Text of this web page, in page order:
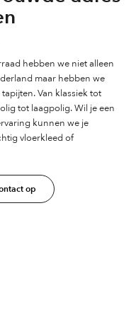
hebben we niet alleen
maar hebben we
Van klassiek tot
tot laagpolig. Wil je een
kunnen we je
vloerkleed of
op